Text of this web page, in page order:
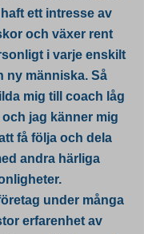
ett intresse av
och växer rent
i varje enskilt
ny människa. Så
mig till coach låg
jag känner mig
få följa och dela
andra härliga
under många
erfarenhet av